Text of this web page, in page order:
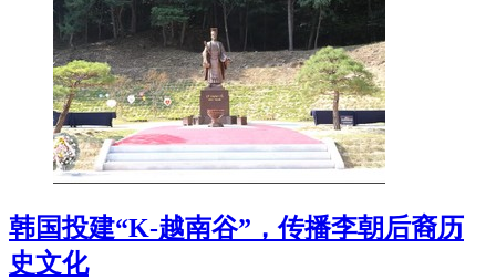
韩国投建“K-越南谷”，传播李朝后裔历
史文化